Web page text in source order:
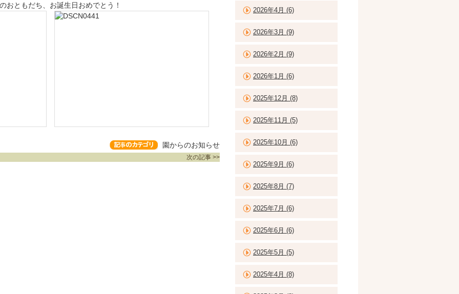
おともだち、お誕生日おめでとう！
園からのお知らせ
次の記事 >>
2026年4月 (6)
2026年3月 (9)
2026年2月 (9)
2026年1月 (6)
2025年12月 (8)
2025年11月 (5)
2025年10月 (6)
2025年9月 (6)
2025年8月 (7)
2025年7月 (6)
2025年6月 (6)
2025年5月 (5)
2025年4月 (8)